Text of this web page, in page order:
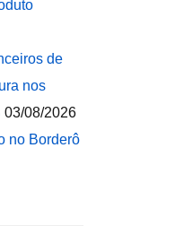
de
nos
03/08/2026
no Borderô